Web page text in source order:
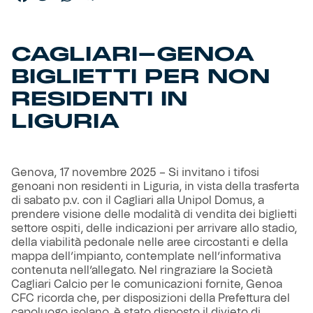
Isolani x Genoa
Gift Card Online Store
CAGLIARI-GENOA
BIGLIETTI PER NON
RESIDENTI IN
LIGURIA
Genova, 17 novembre 2025 – Si invitano i tifosi
genoani non residenti in Liguria, in vista della trasferta
di sabato p.v. con il Cagliari alla Unipol Domus, a
prendere visione delle modalità di vendita dei biglietti
settore ospiti, delle indicazioni per arrivare allo stadio,
della viabilità pedonale nelle aree circostanti e della
mappa dell’impianto, contemplate nell’informativa
contenuta nell’allegato. Nel ringraziare la Società
Cagliari Calcio per le comunicazioni fornite, Genoa
CFC ricorda che, per disposizioni della Prefettura del